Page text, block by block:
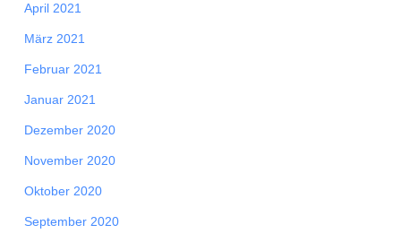
April 2021
März 2021
Februar 2021
Januar 2021
Dezember 2020
November 2020
Oktober 2020
September 2020